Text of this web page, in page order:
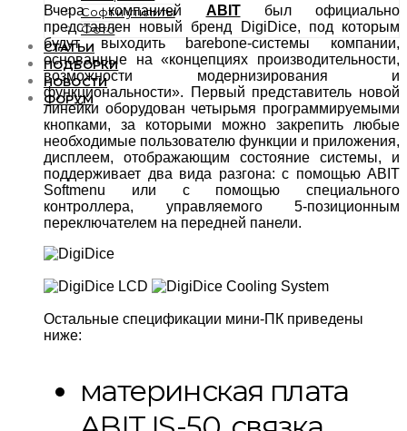
Софт и утилиты
Фото
СТАТЬИ
ПОДБОРКИ
НОВОСТИ
ФОРУМ
Вчера компанией ABITбыл официально
представлен новый бренд DigiDice, под которым
будут выходить barebone-системы компании,
основанные на «концепциях производительности,
возможности модернизирования и
функциональности». Первый представитель новой
линейки оборудован четырьмя программируемыми
кнопками, за которыми можно закрепить любые
необходимые пользователю функции и приложения,
дисплеем, отображающим состояние системы, и
поддерживает два вида разгона: с помощью ABIT
Softmenu или с помощью специального
контроллера, управляемого 5-позиционным
переключателем на передней панели.
Остальные спецификации мини-ПК приведены
ниже:
материнская плата